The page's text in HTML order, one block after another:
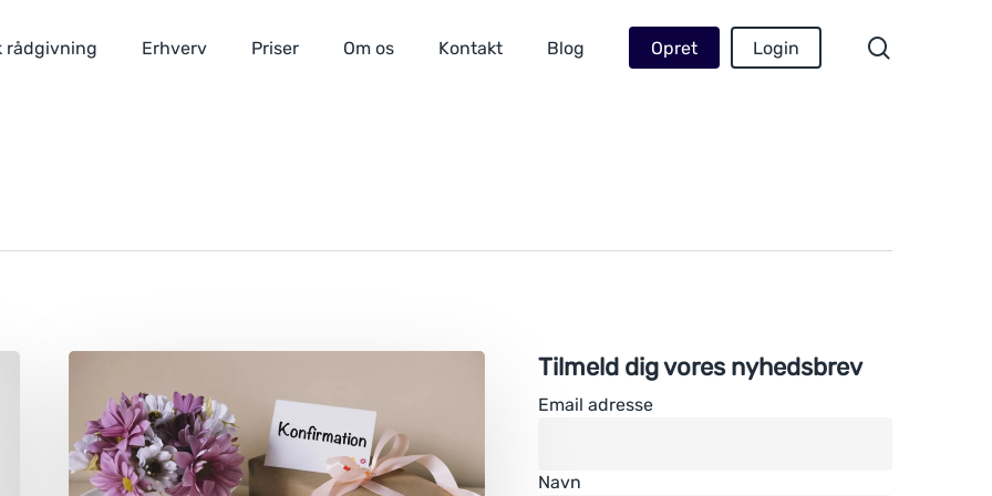
rådgivning Erhverv Priser Om os Kontakt Blog Opret Login
Konfirmation:
barns
økonomi
i
fremtiden
Tilmeld dig vores nyhedsbrev
Email adresse
Navn